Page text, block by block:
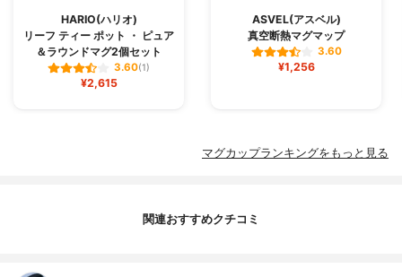
HARIO(ハリオ)
リーフ ティー ポット ・ ピュア
＆ラウンドマグ2個セット
3.60(1)
¥2,615
ASVEL(アスベル)
真空断熱マグマップ
3.60
¥1,256
マグカップランキングをもっと見る
関連おすすめクチコミ